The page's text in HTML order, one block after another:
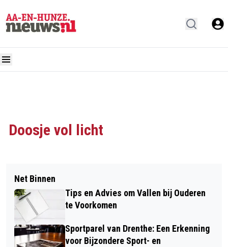
Doosje vol licht
Net Binnen
Tips en Advies om Vallen bij Ouderen
te Voorkomen
Sportparel van Drenthe: Een Erkenning
voor Bijzondere Sport- en